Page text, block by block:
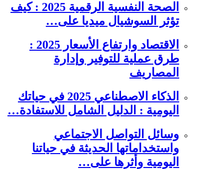
الصحة النفسية الرقمية 2025 : كيف
تؤثر السوشيال ميديا على…
الاقتصاد وارتفاع الأسعار 2025 :
طرق عملية للتوفير وإدارة
المصاريف
الذكاء الاصطناعي 2025 في حياتك
اليومية : الدليل الشامل للاستفادة…
وسائل التواصل الاجتماعي
واستخداماتها الحديثة في حياتنا
اليومية وأثرها على…